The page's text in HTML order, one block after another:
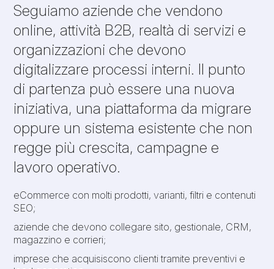
Seguiamo aziende che vendono
online, attività B2B, realtà di servizi e
organizzazioni che devono
digitalizzare processi interni. Il punto
di partenza può essere una nuova
iniziativa, una piattaforma da migrare
oppure un sistema esistente che non
regge più crescita, campagne e
lavoro operativo.
eCommerce con molti prodotti, varianti, filtri e contenuti
SEO;
aziende che devono collegare sito, gestionale, CRM,
magazzino e corrieri;
imprese che acquisiscono clienti tramite preventivi e